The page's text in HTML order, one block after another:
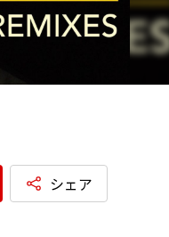
シェア